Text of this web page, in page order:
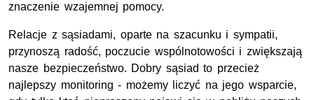
znaczenie wzajemnej pomocy.
Relacje z sąsiadami, oparte na szacunku i sympatii,
przynoszą radość, poczucie wspólnotowości i zwiększają
nasze bezpieczeństwo. Dobry sąsiad to przecież
najlepszy monitoring - możemy liczyć na jego wsparcie,